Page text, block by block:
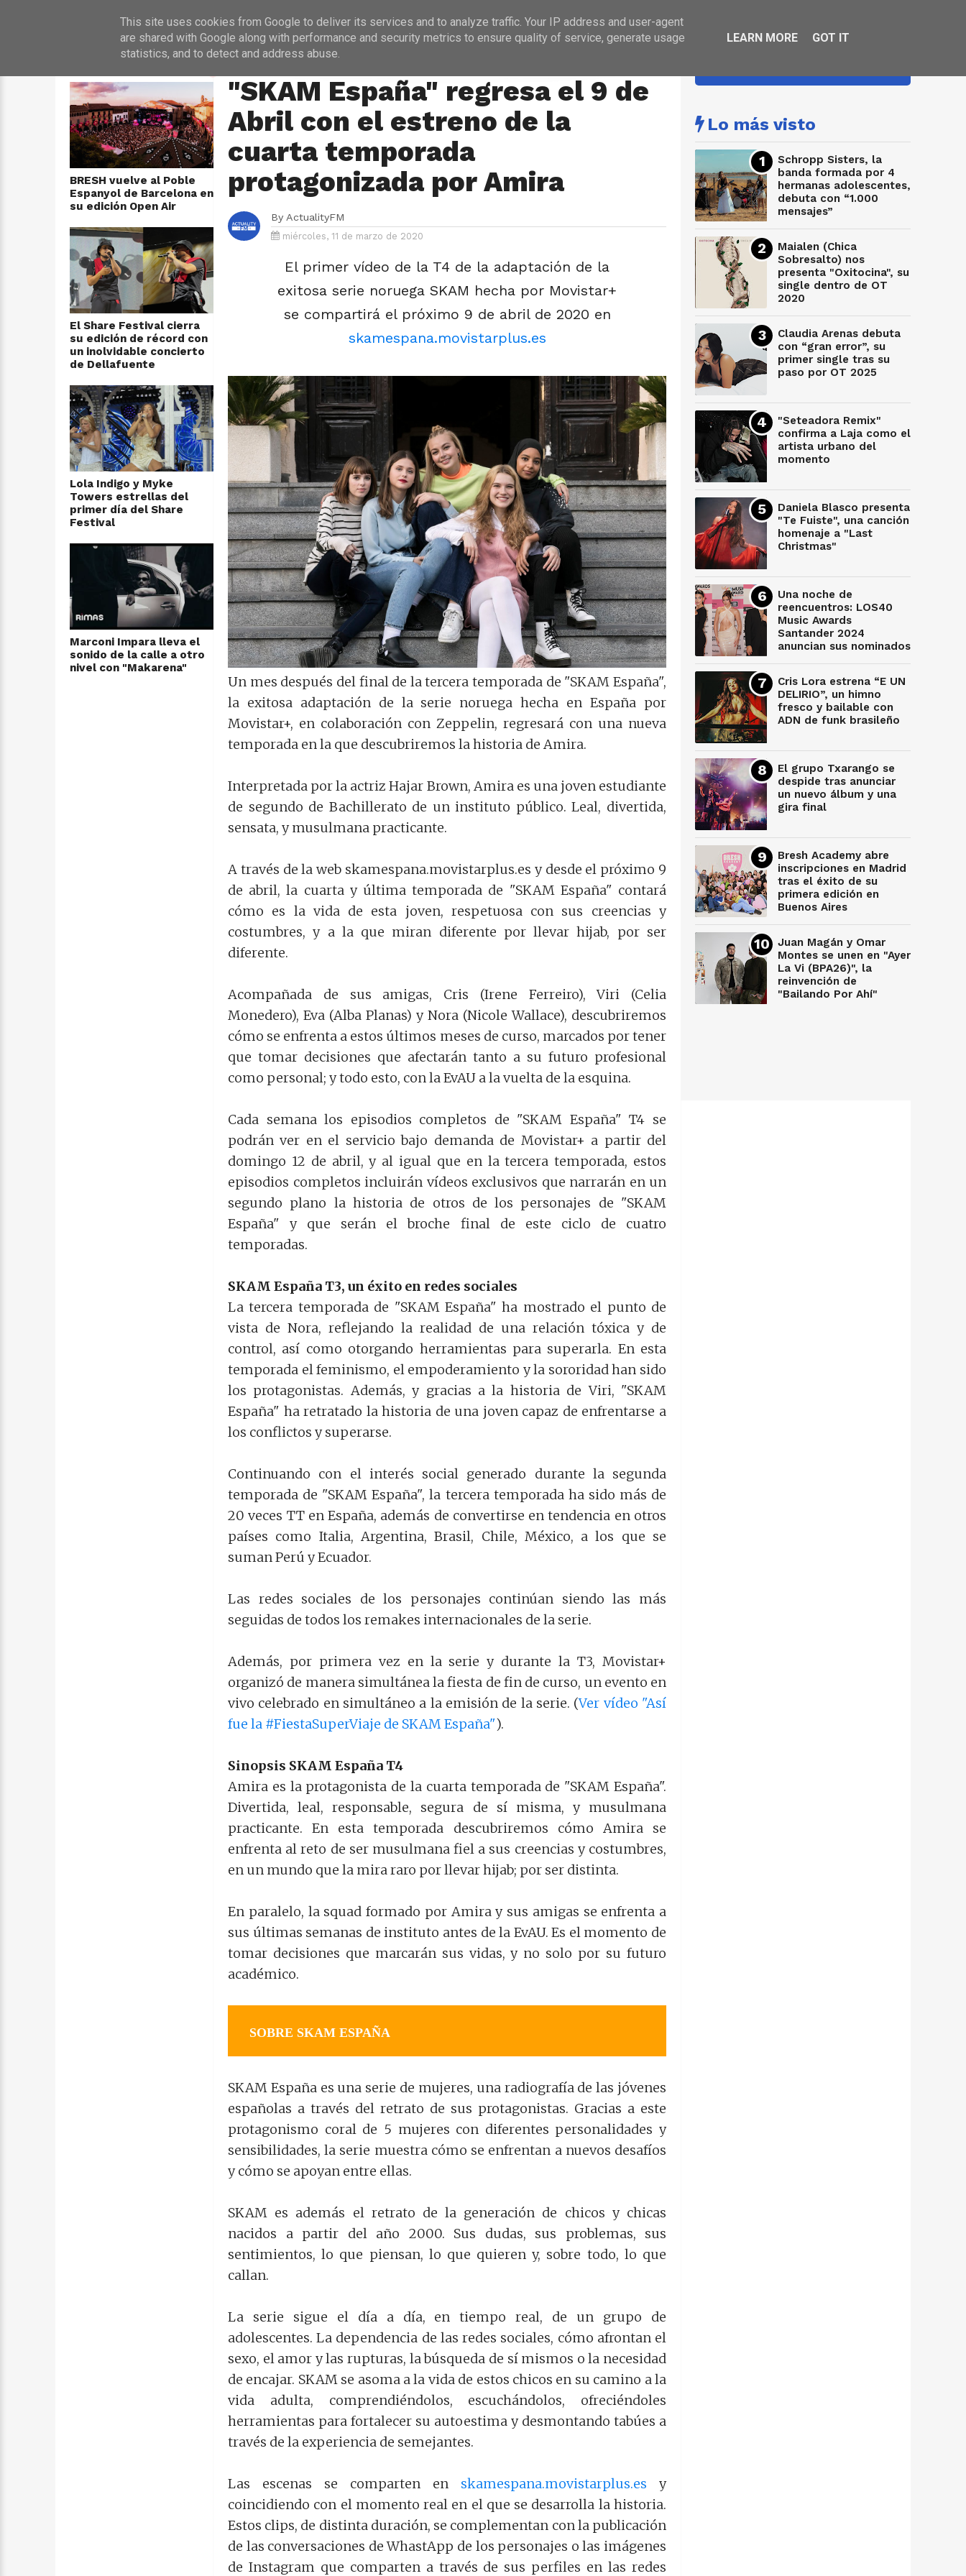
INICIO NOTICIAS PROGRAMACIÓN ENTREVISTAS
BRESH vuelve al Poble
Espanyol de Barcelona en
su edición Open Air
El Share Festival cierra
su edición de récord con
un inolvidable concierto
de Dellafuente
Lola Indigo y Myke
Towers estrellas del
primer día del Share
Festival
Marconi Impara lleva el
sonido de la calle a otro
nivel con "Makarena"
"SKAM España" regresa el 9 de
Abril con el estreno de la
cuarta temporada
protagonizada por Amira
By ActualityFM
miércoles, 11 de marzo de 2020
El primer vídeo de la T4 de la adaptación de la
exitosa serie noruega SKAM hecha por Movistar+
se compartirá el próximo 9 de abril de 2020 en
skamespana.movistarplus.es
Un mes después del final de la tercera temporada de "SKAM España",
la exitosa adaptación de la serie noruega hecha en España por
Movistar+, en colaboración con Zeppelin, regresará con una nueva
temporada en la que descubriremos la historia de Amira.
Interpretada por la actriz Hajar Brown, Amira es una joven estudiante
de segundo de Bachillerato de un instituto público. Leal, divertida,
sensata, y musulmana practicante.
A través de la web skamespana.movistarplus.es y desde el próximo 9
de abril, la cuarta y última temporada de "SKAM España" contará
cómo es la vida de esta joven, respetuosa con sus creencias y
costumbres, y a la que miran diferente por llevar hijab, por ser
diferente.
Acompañada de sus amigas, Cris (Irene Ferreiro), Viri (Celia
Monedero), Eva (Alba Planas) y Nora (Nicole Wallace), descubriremos
cómo se enfrenta a estos últimos meses de curso, marcados por tener
que tomar decisiones que afectarán tanto a su futuro profesional
como personal; y todo esto, con la EvAU a la vuelta de la esquina.
Cada semana los episodios completos de "SKAM España" T4 se
podrán ver en el servicio bajo demanda de Movistar+ a partir del
domingo 12 de abril, y al igual que en la tercera temporada, estos
episodios completos incluirán vídeos exclusivos que narrarán en un
segundo plano la historia de otros de los personajes de "SKAM
España" y que serán el broche final de este ciclo de cuatro
temporadas.
SKAM España T3, un éxito en redes sociales
La tercera temporada de "SKAM España" ha mostrado el punto de
vista de Nora, reflejando la realidad de una relación tóxica y de
control, así como otorgando herramientas para superarla. En esta
temporada el feminismo, el empoderamiento y la sororidad han sido
los protagonistas. Además, y gracias a la historia de Viri, "SKAM
España" ha retratado la historia de una joven capaz de enfrentarse a
los conflictos y superarse.
Continuando con el interés social generado durante la segunda
temporada de "SKAM España", la tercera temporada ha sido más de
20 veces TT en España, además de convertirse en tendencia en otros
países como Italia, Argentina, Brasil, Chile, México, a los que se
suman Perú y Ecuador.
Las redes sociales de los personajes continúan siendo las más
seguidas de todos los remakes internacionales de la serie.
Además, por primera vez en la serie y durante la T3, Movistar+
organizó de manera simultánea la fiesta de fin de curso, un evento en
vivo celebrado en simultáneo a la emisión de la serie. (Ver vídeo "Así
fue la #FiestaSuperViaje de SKAM España").
Sinopsis SKAM España T4
Amira es la protagonista de la cuarta temporada de "SKAM España".
Divertida, leal, responsable, segura de sí misma, y musulmana
practicante. En esta temporada descubriremos cómo Amira se
enfrenta al reto de ser musulmana fiel a sus creencias y costumbres,
en un mundo que la mira raro por llevar hijab; por ser distinta.
En paralelo, la squad formado por Amira y sus amigas se enfrenta a
sus últimas semanas de instituto antes de la EvAU. Es el momento de
tomar decisiones que marcarán sus vidas, y no solo por su futuro
académico.
SOBRE SKAM ESPAÑA
SKAM España es una serie de mujeres, una radiografía de las jóvenes
españolas a través del retrato de sus protagonistas. Gracias a este
protagonismo coral de 5 mujeres con diferentes personalidades y
sensibilidades, la serie muestra cómo se enfrentan a nuevos desafíos
y cómo se apoyan entre ellas.
SKAM es además el retrato de la generación de chicos y chicas
nacidos a partir del año 2000. Sus dudas, sus problemas, sus
sentimientos, lo que piensan, lo que quieren y, sobre todo, lo que
callan.
La serie sigue el día a día, en tiempo real, de un grupo de
adolescentes. La dependencia de las redes sociales, cómo afrontan el
sexo, el amor y las rupturas, la búsqueda de sí mismos o la necesidad
de encajar. SKAM se asoma a la vida de estos chicos en su camino a la
vida adulta, comprendiéndolos, escuchándolos, ofreciéndoles
herramientas para fortalecer su autoestima y desmontando tabúes a
través de la experiencia de semejantes.
Las escenas se comparten en skamespana.movistarplus.es y
coincidiendo con el momento real en el que se desarrolla la historia.
Estos clips, de distinta duración, se complementan con la publicación
de las conversaciones de WhastApp de los personajes o las imágenes
de Instagram que comparten a través de sus perfiles en las redes
Lo más visto
Schropp Sisters, la
banda formada por 4
hermanas adolescentes,
debuta con “1.000
mensajes”
Maialen (Chica
Sobresalto) nos
presenta "Oxitocina", su
single dentro de OT
2020
Claudia Arenas debuta
con “gran error”, su
primer single tras su
paso por OT 2025
"Seteadora Remix"
confirma a Laja como el
artista urbano del
momento
Daniela Blasco presenta
"Te Fuiste", una canción
homenaje a "Last
Christmas"
Una noche de
reencuentros: LOS40
Music Awards
Santander 2024
anuncian sus nominados
Cris Lora estrena “E UN
DELIRIO”, un himno
fresco y bailable con
ADN de funk brasileño
El grupo Txarango se
despide tras anunciar
un nuevo álbum y una
gira final
Bresh Academy abre
inscripciones en Madrid
tras el éxito de su
primera edición en
Buenos Aires
Juan Magán y Omar
Montes se unen en "Ayer
La Vi (BPA26)", la
reinvención de
"Bailando Por Ahí"
This site uses cookies from Google to deliver its services and to analyze traffic. Your IP address and user-agent
are shared with Google along with performance and security metrics to ensure quality of service, generate usage
statistics, and to detect and address abuse.
LEARN MORE GOT IT